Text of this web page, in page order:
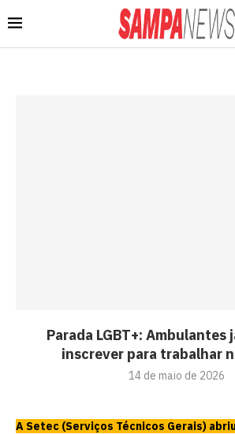
Parada LGBT+: Ambulantes
inscrever para trabalhar
14 de maio de 2026
A Setec (Serviços Técnicos Gerais)